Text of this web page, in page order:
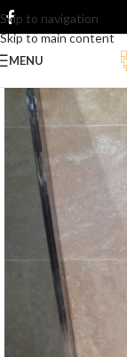
Skip to navigation
Skip to main content
MENU